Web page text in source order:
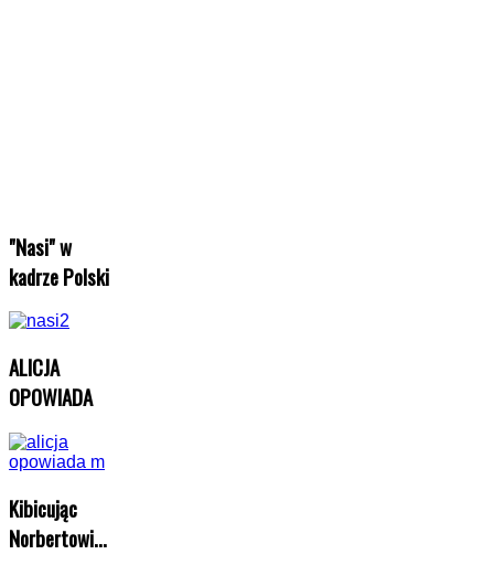
"Nasi" w
kadrze Polski
ALICJA
OPOWIADA
Kibicując
Norbertowi...